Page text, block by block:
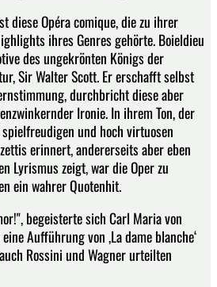
diese Opéra comique, die zu ihrer
ihres Genres gehörte. Boieldieu
des ungekrönten Königs der
Sir Walter Scott. Er erschafft selbst
durchbricht diese aber
Ironie. In ihrem Ton, der
und hoch virtuosen
erinnert, andererseits aber eben
Lyrismus zeigt, war die Oper zu
ein wahrer Quotenhit.
begeisterte sich Carl Maria von
Aufführung von ,La dame blanche‘
Rossini und Wagner urteilten